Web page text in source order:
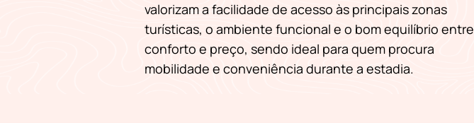
valorizam a facilidade de acesso às principais zonas
turísticas, o ambiente funcional e o bom equilíbrio entre
conforto e preço, sendo ideal para quem procura
mobilidade e conveniência durante a estadia.